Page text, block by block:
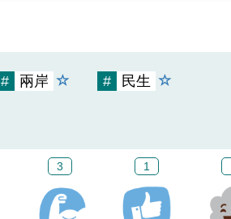
# 兩岸 # 民生
3 1